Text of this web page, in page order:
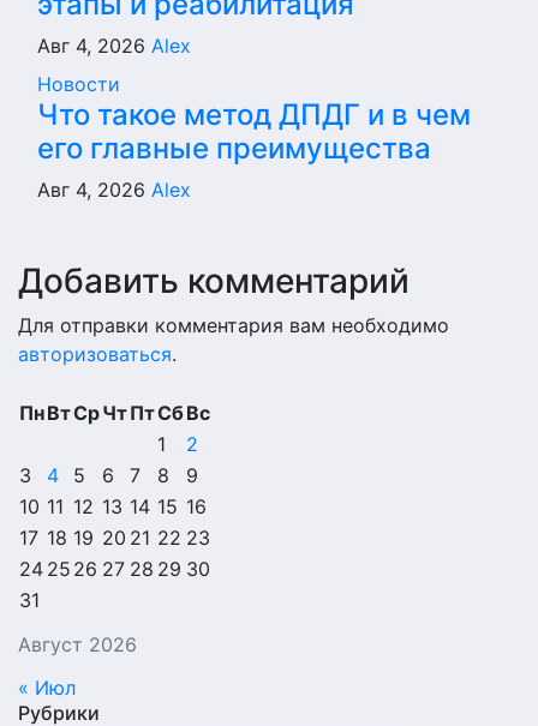
Авг 4, 2026 Alex
Новости
Что такое метод ДПДГ и в чем
его главные преимущества
Авг 4, 2026 Alex
Добавить комментарий
Для отправки комментария вам необходимо
авторизоваться.
Август 2026
ПнВтСрЧтПтСбВс
1
2
3
4 5 6 7 8
9
10 11 12 13 14 15 16
17 18 19 20 21 22 23
24 25 26 27 28 29 30
31
« Июл
Рубрики